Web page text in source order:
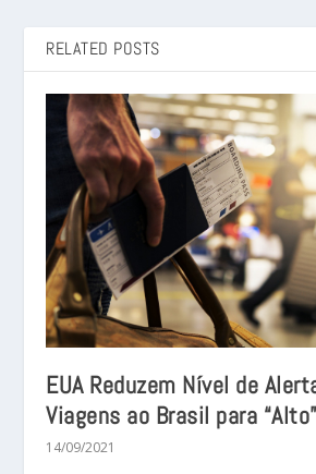
RELATED POSTS
EUA Reduzem Nível de
Viagens ao Brasil para “Alto”
14/09/2021